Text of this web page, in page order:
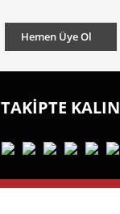
Hemen Üye Ol
TAKİPTE KALIN